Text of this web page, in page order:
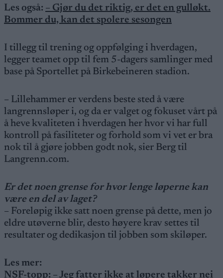
Les også: – Gjør du det riktig, er det en gulløkt.
Bommer du, kan det spolere sesongen
I tillegg til trening og oppfølging i hverdagen,
legger teamet opp til fem 5-dagers samlinger med
base på Sportellet på Birkebeineren stadion.
– Lillehammer er verdens beste sted å være
langrennsløper i, og da er valget og fokuset vårt på
å heve kvaliteten i hverdagen her hvor vi har full
kontroll på fasiliteter og forhold som vi vet er bra
nok til å gjøre jobben godt nok, sier Berg til
Langrenn.com.
Er det noen grense for hvor lenge løperne kan
være en del av laget?
– Foreløpig ikke satt noen grense på dette, men jo
eldre utøverne blir, desto høyere krav settes til
resultater og dedikasjon til jobben som skiløper.
Les mer:
NSF-topp: – Jeg fatter ikke at løpere takker nei